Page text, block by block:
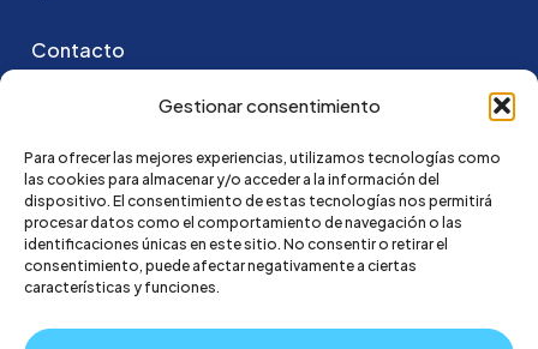
Gestionar consentimiento
Para ofrecer las mejores experiencias, utilizamos tecnologías como
las cookies para almacenar y/o acceder a la información del
dispositivo. El consentimiento de estas tecnologías nos permitirá
procesar datos como el comportamiento de navegación o las
identificaciones únicas en este sitio. No consentir o retirar el
consentimiento, puede afectar negativamente a ciertas
características y funciones.
Contacto
Puedes ponerte en contacto con nosotros
hola@credi4me.com